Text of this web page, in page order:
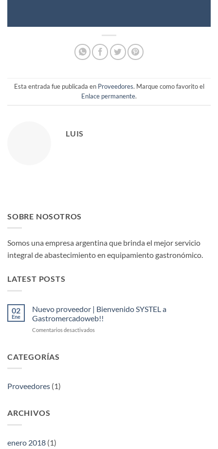
Esta entrada fue publicada en Proveedores. Marque como favorito el
Enlace permanente.
LUIS
SOBRE NOSOTROS
Somos una empresa argentina que brinda el mejor servicio
integral de abastecimiento en equipamiento gastronómico.
LATEST POSTS
02
Ene
Nuevo proveedor | Bienvenido SYSTEL a
Gastromercadoweb!!
Comentarios desactivados
CATEGORÍAS
Proveedores (1)
ARCHIVOS
enero 2018 (1)